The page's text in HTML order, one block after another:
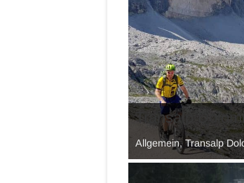
Transalp
Allgemein, Transalp